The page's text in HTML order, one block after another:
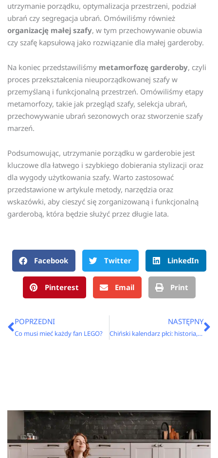
utrzymanie porządku, optymalizacja przestrzeni, podział
ubrań czy segregacja ubrań. Omówiliśmy również
organizację małej szafy, w tym przechowywanie obuwia
czy szafę kapsułową jako rozwiązanie dla małej garderoby.
Na koniec przedstawiliśmy metamorfozę garderoby, czyli
proces przekształcenia nieuporządkowanej szafy w
przemyślaną i funkcjonalną przestrzeń. Omówiliśmy etapy
metamorfozy, takie jak przegląd szafy, selekcja ubrań,
przechowywanie ubrań sezonowych oraz stworzenie szafy
marzeń.
Podsumowując, utrzymanie porządku w garderobie jest
kluczowe dla łatwego i szybkiego dobierania stylizacji oraz
dla wygody użytkowania szafy. Warto zastosować
przedstawione w artykule metody, narzędzia oraz
wskazówki, aby cieszyć się zorganizowaną i funkcjonalną
garderobą, która będzie służyć przez długie lata.
Facebook Twitter LinkedIn
Pinterest Email Print
Prev
POPRZEDNI
Co musi mieć każdy fan LEGO?
NASTĘPNY
Chiński kalendarz płci: historia, zasady i skuteczność